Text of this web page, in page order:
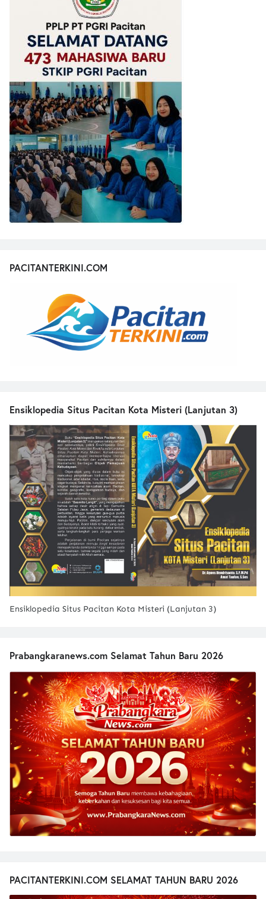
PACITANTERKINI.COM
Ensiklopedia Situs Pacitan Kota Misteri (Lanjutan 3)
Ensiklopedia Situs Pacitan Kota Misteri (Lanjutan 3)
Prabangkaranews.com Selamat Tahun Baru 2026
PACITANTERKINI.COM SELAMAT TAHUN BARU 2026